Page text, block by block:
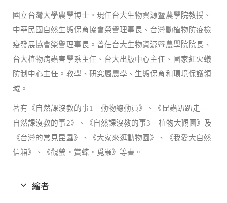
國立台灣大學農學博士。 現任台大生物資源暨農學院教授、
中華民國自然生態保育協會榮譽理事長、台灣動植物防疫檢
疫發展協會榮譽理事長。曾任台大生物資源暨農學院院長、
台大植物病蟲害學系主任、台大出版中心主任、國家紅火蟻
防制中心主任。 教學、研究屬農學、生態保育和環境保護領
域。
著有《自然課沒教的事1－動物總動員》、《昆蟲趴趴走－
自然課沒教的事2》、《自然課沒教的事3－植物大觀園》及
《台灣的常見昆蟲》、《大家來逛動物園》、《我愛大自然
信箱》、《觀螢‧賞蝶‧覓蟲》等書。
繪者